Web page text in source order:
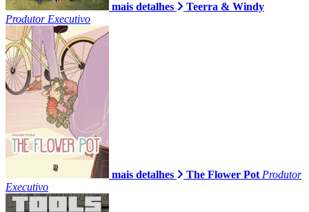
mais detalhes
Teerra & Windy
Produtor Executivo
mais detalhes The Flower Pot Produtor
Executivo